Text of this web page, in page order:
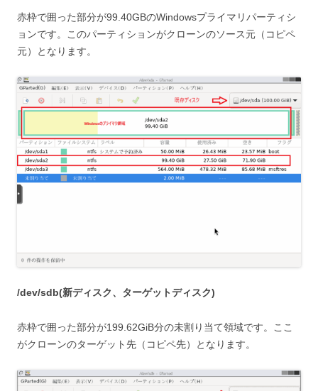
赤枠で囲った部分が99.40GBのWindowsプライマリパーティシ
ョンです。このパーティションがクローンのソース元（コピペ
元）となります。
/dev/sdb(新ディスク、ターゲットディスク)
赤枠で囲った部分が199.62GiB分の未割り当て領域です。ここ
がクローンのターゲット先（コピペ先）となります。